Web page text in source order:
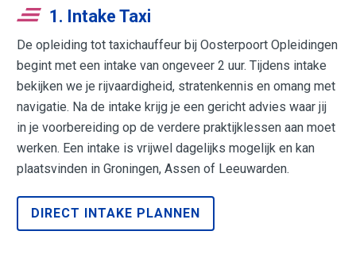
1. Intake Taxi
De opleiding tot taxichauffeur bij Oosterpoort Opleidingen
begint met een intake van ongeveer 2 uur. Tijdens intake
bekijken we je rijvaardigheid, stratenkennis en omang met
navigatie. Na de intake krijg je een gericht advies waar jij
in je voorbereiding op de verdere praktijklessen aan moet
werken. Een intake is vrijwel dagelijks mogelijk en kan
plaatsvinden in Groningen, Assen of Leeuwarden.
DIRECT INTAKE PLANNEN